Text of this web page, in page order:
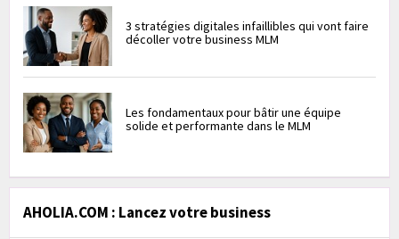
3 stratégies digitales infaillibles qui vont faire
décoller votre business MLM
Les fondamentaux pour bâtir une équipe
solide et performante dans le MLM
AHOLIA.COM : Lancez votre business